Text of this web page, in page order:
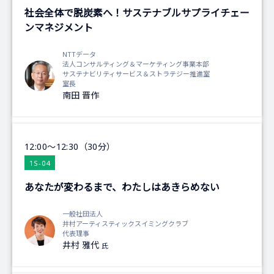
社会全体で脱炭素へ！サステナブルサプライチェー
ンマネジメント
NTTデータ
法人コンサルティング＆マーケティング事業本部
サステナビリティサービス＆ストラテジー推進室
室長
南田 晋作
12:00～12:30（30分）
1S-04
あなたが変わるまで、わたしはあきらめない
一般社団法人
井村アーティスティックスイミングクラブ
代表理事
井村 雅代 氏